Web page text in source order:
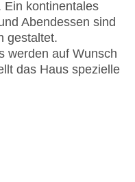
Ein kontinentales
Abendessen sind
gestaltet.
werden auf Wunsch
das Haus spezielle